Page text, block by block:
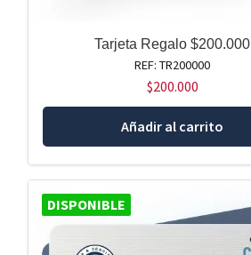
Tarjeta Regalo $200.000
REF: TR200000
$200.000
Añadir al carrito
DISPONIBLE